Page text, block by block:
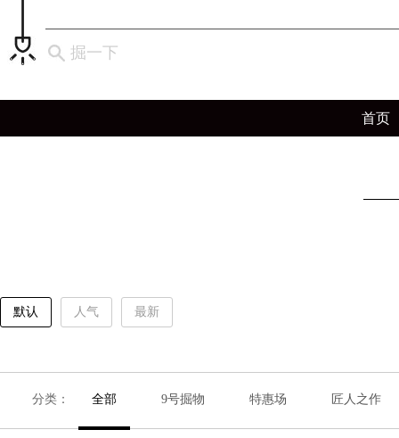
掘一下
首页
默认 人气 最新
分类： 全部 9号掘物 特惠场 匠人之作